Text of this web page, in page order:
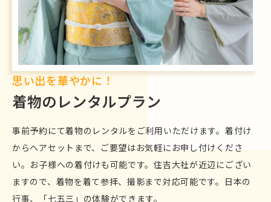
思い出を華やかに！
着物のレンタルプラン
事前予約にて着物のレンタルをご利用いただけます。着付け
からヘアセットまで、ご要望はお気軽にお申し付けくださ
い。お子様への着付けも可能です。住吉大社が近辺にござい
ますので、着物を着て参拝、撮影まで対応可能です。日本の
行事、「七五三」の体験ができます。